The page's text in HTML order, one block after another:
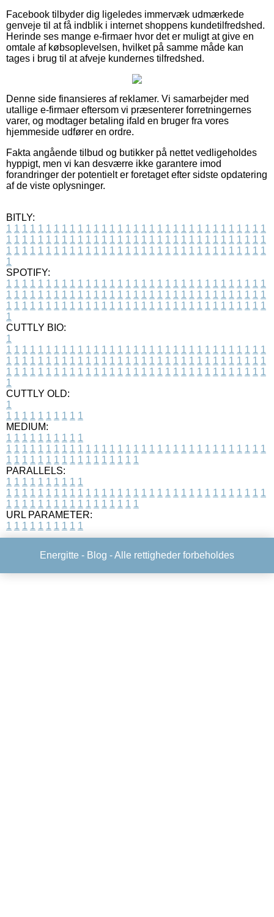
Facebook tilbyder dig ligeledes immervæk udmærkede
genveje til at få indblik i internet shoppens kundetilfredshed.
Herinde ses mange e-firmaer hvor det er muligt at give en
omtale af købsoplevelsen, hvilket på samme måde kan
tages i brug til at afveje kundernes tilfredshed.
Denne side finansieres af reklamer. Vi samarbejder med
utallige e-firmaer eftersom vi præsenterer forretningernes
varer, og modtager betaling ifald en bruger fra vores
hjemmeside udfører en ordre.
Fakta angående tilbud og butikker på nettet vedligeholdes
hyppigt, men vi kan desværre ikke garantere imod
forandringer der potentielt er foretaget efter sidste opdatering
af de viste oplysninger.
BITLY:
1 1 1 1 1 1 1 1 1 1 1 1 1 1 1 1 1 1 1 1 1 1 1 1 1 1 1 1 1 1 1 1 1
1 1 1 1 1 1 1 1 1 1 1 1 1 1 1 1 1 1 1 1 1 1 1 1 1 1 1 1 1 1 1 1 1
1 1 1 1 1 1 1 1 1 1 1 1 1 1 1 1 1 1 1 1 1 1 1 1 1 1 1 1 1 1 1 1 1
1
SPOTIFY:
1 1 1 1 1 1 1 1 1 1 1 1 1 1 1 1 1 1 1 1 1 1 1 1 1 1 1 1 1 1 1 1 1
1 1 1 1 1 1 1 1 1 1 1 1 1 1 1 1 1 1 1 1 1 1 1 1 1 1 1 1 1 1 1 1 1
1 1 1 1 1 1 1 1 1 1 1 1 1 1 1 1 1 1 1 1 1 1 1 1 1 1 1 1 1 1 1 1 1
1
CUTTLY BIO:
1
1 1 1 1 1 1 1 1 1 1 1 1 1 1 1 1 1 1 1 1 1 1 1 1 1 1 1 1 1 1 1 1 1
1 1 1 1 1 1 1 1 1 1 1 1 1 1 1 1 1 1 1 1 1 1 1 1 1 1 1 1 1 1 1 1 1
1 1 1 1 1 1 1 1 1 1 1 1 1 1 1 1 1 1 1 1 1 1 1 1 1 1 1 1 1 1 1 1 1
1
CUTTLY OLD:
1
1 1 1 1 1 1 1 1 1 1
MEDIUM:
1 1 1 1 1 1 1 1 1 1
1 1 1 1 1 1 1 1 1 1 1 1 1 1 1 1 1 1 1 1 1 1 1 1 1 1 1 1 1 1 1 1 1
1 1 1 1 1 1 1 1 1 1 1 1 1 1 1 1 1
PARALLELS:
1 1 1 1 1 1 1 1 1 1
1 1 1 1 1 1 1 1 1 1 1 1 1 1 1 1 1 1 1 1 1 1 1 1 1 1 1 1 1 1 1 1 1
1 1 1 1 1 1 1 1 1 1 1 1 1 1 1 1 1
URL PARAMETER:
1 1 1 1 1 1 1 1 1 1
Energitte - Blog - Alle rettigheder forbeholdes